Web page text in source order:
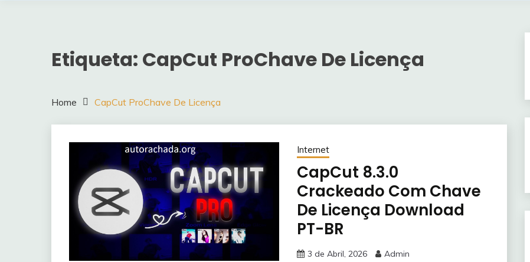
Etiqueta: CapCut ProChave De Licença
Home CapCut ProChave De Licença
Internet
CapCut 8.3.0
Crackeado Com Chave
De Licença Download
PT-BR
3 de Abril, 2026 Admin